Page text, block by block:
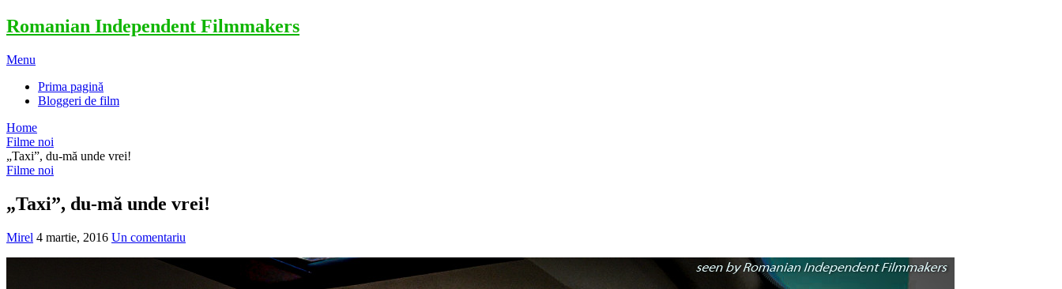
Romanian Independent Filmmakers
Menu
Prima pagină
Bloggeri de film
Home
Filme noi
„Taxi”, du-mă unde vrei!
Filme noi
„Taxi”, du-mă unde vrei!
Mirel 4 martie, 2016 Un comentariu